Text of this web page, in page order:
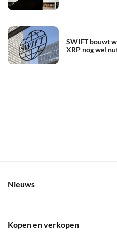
SWIFT bouwt
XRP nog wel
Nieuws
Kopen en verkopen